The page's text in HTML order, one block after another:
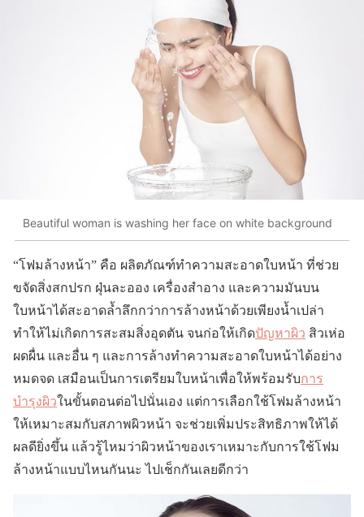
Beautiful woman is washing her face on white background
“โฟมล้างหน้า” คือ ผลิตภัณฑ์ทำความสะอาดใบหน้า ที่ช่วย
ขจัดสิ่งสกปรก ฝุ่นละออง เครื่องสำอาง และความมันบน
ใบหน้าได้สะอาดล้ำลึกกว่าการล้างหน้าด้วยเพียงน้ำเปล่า
ทำให้ไม่เกิดการสะสมสิ่งอุดตัน จนก่อให้เกิดปัญหาผิว สิวเห่อ
ผดผื่น และอื่น ๆ และการล้างทำความสะอาดใบหน้าได้อย่าง
หมดจด เสมือนเป็นการเตรียมใบหน้าเพื่อให้พร้อมรับการ
บำรุงผิวในขั้นตอนต่อไปนั่นเอง แต่การเลือกใช้โฟมล้างหน้า
ให้เหมาะสมกับสภาพผิวหน้า จะช่วยเพิ่มประสิทธิภาพให้ได้
ผลดียิ่งขึ้น แล้วรู้ไหมว่าผิวหน้าของเราเหมาะกับการใช้โฟม
ล้างหน้าแบบไหนกันนะ ไปเช็กกันเลยดีกว่า